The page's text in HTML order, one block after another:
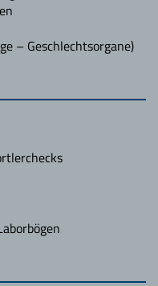
– Geschlechtsorgane)